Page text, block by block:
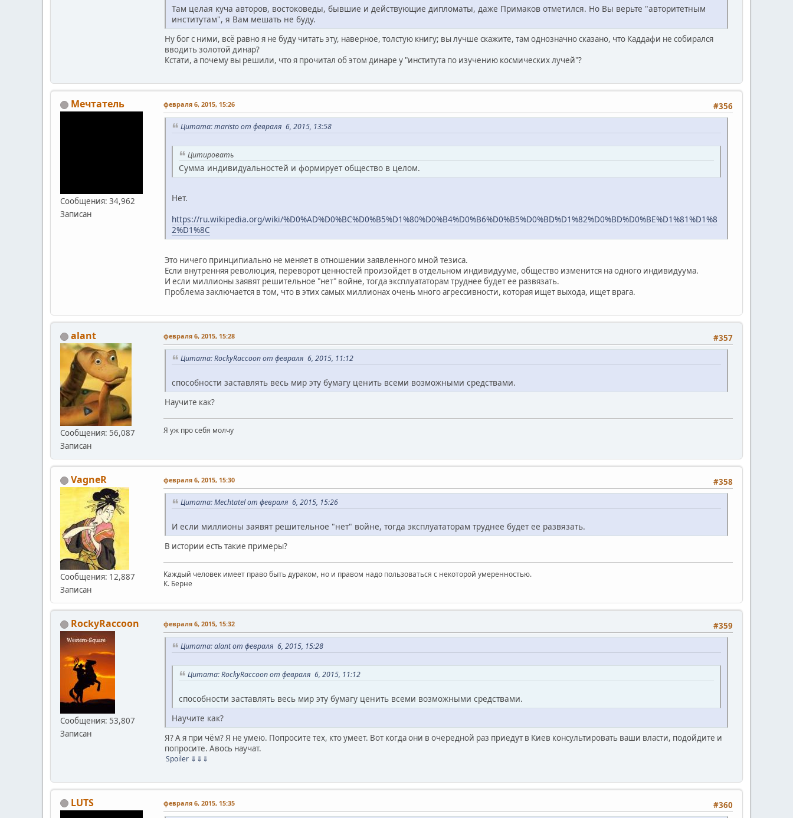
Там целая куча авторов, востоковеды, бывшие и действующие дипломаты, даже Примаков отметился. Но Вы верьте "авторитетным
институтам", я Вам мешать не буду.
Ну бог с ними, всё равно я не буду читать эту, наверное, толстую книгу; вы лучше скажите, там однозначно сказано, что Каддафи не собирался
вводить золотой динар?
Кстати, а почему вы решили, что я прочитал об этом динаре у "института по изучению космических лучей"?
Мечтатель
Сообщения: 34,962
Записан
#356
февраля 6, 2015, 15:26
Цитата: maristo от февраля 6, 2015, 13:58
Цитировать
Сумма индивидуальностей и формирует общество в целом.
Нет.
https://ru.wikipedia.org/wiki/%D0%AD%D0%BC%D0%B5%D1%80%D0%B4%D0%B6%D0%B5%D0%BD%D1%82%D0%BD%D0%BE%D1%81%D1%8
2%D1%8C
Это ничего принципиально не меняет в отношении заявленного мной тезиса.
Если внутренняя революция, переворот ценностей произойдет в отдельном индивидууме, общество изменится на одного индивидуума.
И если миллионы заявят решительное "нет" войне, тогда эксплуататорам труднее будет ее развязать.
Проблема заключается в том, что в этих самых миллионах очень много агрессивности, которая ищет выхода, ищет врага.
alant
Сообщения: 56,087
Записан
#357
февраля 6, 2015, 15:28
Цитата: RockyRaccoon от февраля 6, 2015, 11:12
способности заставлять весь мир эту бумагу ценить всеми возможными средствами.
Научите как?
Я уж про себя молчу
VagneR
Сообщения: 12,887
Записан
#358
февраля 6, 2015, 15:30
Цитата: Mechtatel от февраля 6, 2015, 15:26
И если миллионы заявят решительное "нет" войне, тогда эксплуататорам труднее будет ее развязать.
В истории есть такие примеры?
Каждый человек имеет право быть дураком, но и правом надо пользоваться с некоторой умеренностью.
К. Берне
RockyRaccoon
Сообщения: 53,807
Записан
#359
февраля 6, 2015, 15:32
Цитата: alant от февраля 6, 2015, 15:28
Цитата: RockyRaccoon от февраля 6, 2015, 11:12
способности заставлять весь мир эту бумагу ценить всеми возможными средствами.
Научите как?
Я? А я при чём? Я не умею. Попросите тех, кто умеет. Вот когда они в очередной раз приедут в Киев консультировать ваши власти, подойдите и
попросите. Авось научат.
Spoiler ⇓⇓⇓
LUTS #360
февраля 6, 2015, 15:35